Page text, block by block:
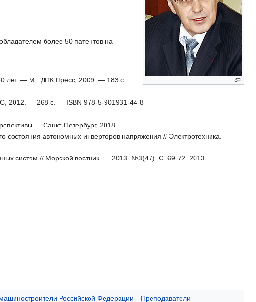
более 50 патентов на
30 лет. — М.: ДПК Пресс, 2009. — 183 с.
2012. — 268 с. — ISBN 978-5-901931-44-8
— Санкт-Петербург, 2018.
состояния автономных инверторов напряжения // Электротехника. –
систем // Морской вестник. — 2013. №3(47). С. 69-72. 2013
Российской Федерации Преподаватели